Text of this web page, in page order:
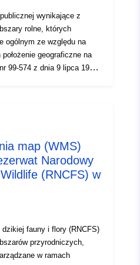
wynikające z
rolne, których
ogólnym ze względu na
geograficzne na
99-574 z dnia 9 lipca 1999
zmieniającego kodeks
zagospodarowania
i morskiego. To
generatory, tablice, akty
(lista służebności,
i tabela relacji między
ich za chronione
leży w interesie
ich produkcji lub ich
art. 108 ustawy nr
w sprawie wytycznych
map (WMS)
Narodowy
(RNCFS) w
dzikiej fauny i flory (RNCFS)
przyrodniczych,
w ramach